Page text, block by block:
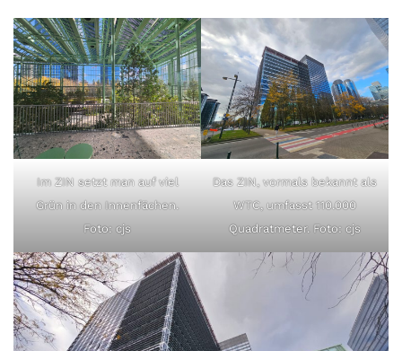
Im ZIN setzt man auf viel
Grün in den Innenfächen.
Foto: cjs
Das ZIN, vormals bekannt als
WTC, umfasst 110.000
Quadratmeter. Foto: cjs